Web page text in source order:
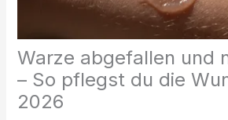
Warze abgefallen und
– So pflegst du die
2026